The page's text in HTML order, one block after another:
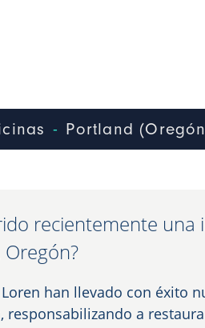
- Portland
recientemente
han llevado con éxito
responsabilizando a